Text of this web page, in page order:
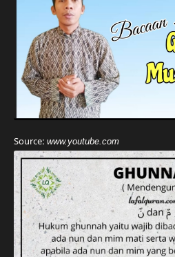
Source: www.youtube.com